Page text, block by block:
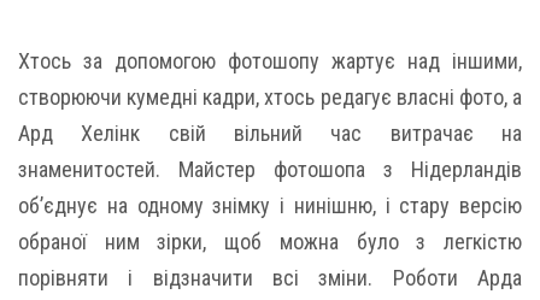
Хтось за допомогою фотошопу жартує над іншими,
створюючи кумедні кадри, хтось редагує власні фото, а
Ард Хелінк свій вільний час витрачає на
знаменитостей. Майстер фотошопа з Нідерландів
об’єднує на одному знімку і нинішню, і стару версію
обраної ним зірки, щоб можна було з легкістю
порівняти і відзначити всі зміни. Роботи Арда